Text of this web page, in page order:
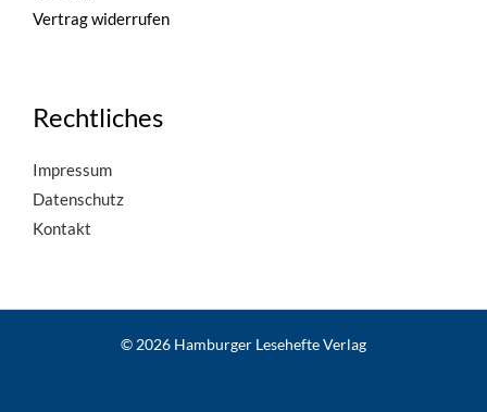
Vertrag widerrufen
Rechtliches
Impressum
Datenschutz
Kontakt
© 2026 Hamburger Lesehefte Verlag